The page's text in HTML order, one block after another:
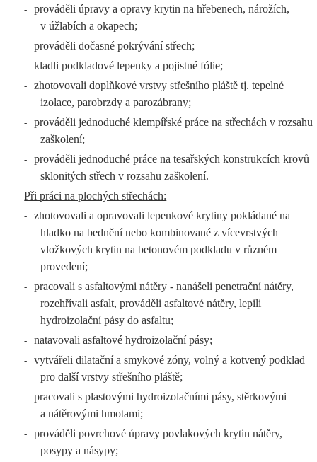
-
prováděli úpravy a opravy krytin na hřebenech, nárožích,
v úžlabích a okapech;
- prováděli dočasné pokrývání střech;
- kladli podkladové lepenky a pojistné fólie;
-
zhotovovali doplňkové vrstvy střešního pláště tj. tepelné
izolace, parobrzdy a parozábrany;
-
prováděli jednoduché klempířské práce na střechách v rozsahu
zaškolení;
-
prováděli jednoduché práce na tesařských konstrukcích krovů
sklonitých střech v rozsahu zaškolení.
Při práci na plochých střechách:
-
zhotovovali a opravovali lepenkové krytiny pokládané na
hladko na bednění nebo kombinované z vícevrstvých
vložkových krytin na betonovém podkladu v různém
provedení;
-
pracovali s asfaltovými nátěry - nanášeli penetrační nátěry,
rozehřívali asfalt, prováděli asfaltové nátěry, lepili
hydroizolační pásy do asfaltu;
- natavovali asfaltové hydroizolační pásy;
-
vytvářeli dilatační a smykové zóny, volný a kotvený podklad
pro další vrstvy střešního pláště;
-
pracovali s plastovými hydroizolačními pásy, stěrkovými
a nátěrovými hmotami;
-
prováděli povrchové úpravy povlakových krytin nátěry,
posypy a násypy;